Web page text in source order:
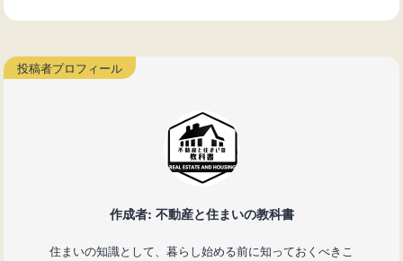
作成者: 不動産と住まいの教科書
住まいの知識として、暮らし始める前に知っておくべきこ